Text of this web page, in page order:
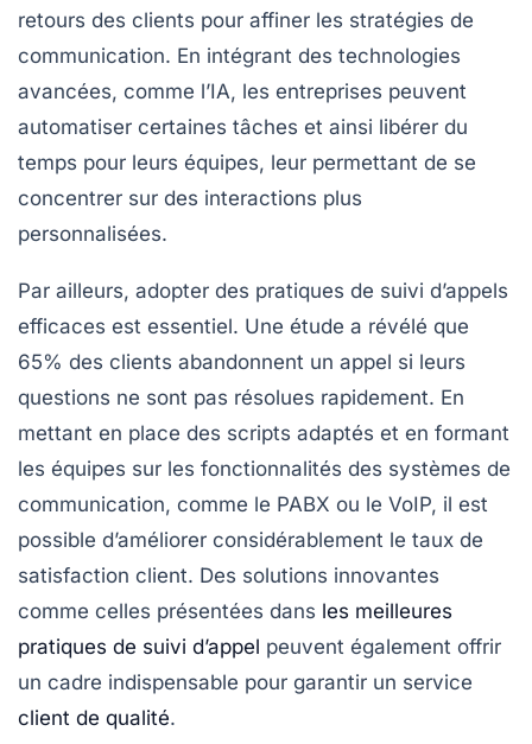
retours des clients pour affiner les stratégies de
communication. En intégrant des technologies
avancées, comme l’IA, les entreprises peuvent
automatiser certaines tâches et ainsi libérer du
temps pour leurs équipes, leur permettant de se
concentrer sur des interactions plus
personnalisées.
Par ailleurs, adopter des pratiques de suivi d’appels
efficaces est essentiel. Une étude a révélé que
65% des clients abandonnent un appel si leurs
questions ne sont pas résolues rapidement. En
mettant en place des scripts adaptés et en formant
les équipes sur les fonctionnalités des systèmes de
communication, comme le PABX ou le VoIP, il est
possible d’améliorer considérablement le taux de
satisfaction client. Des solutions innovantes
comme celles présentées dans les meilleures
pratiques de suivi d’appel peuvent également offrir
un cadre indispensable pour garantir un service
client de qualité.